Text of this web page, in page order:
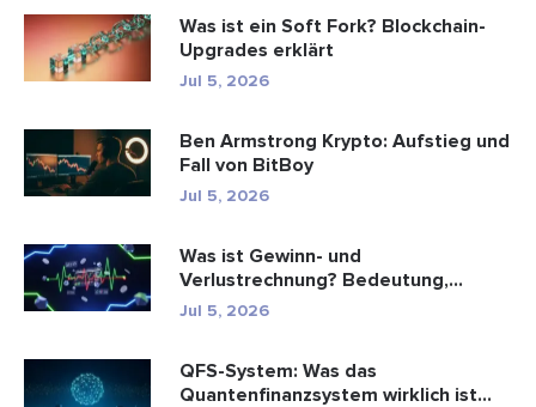
Was ist ein Soft Fork? Blockchain-
Upgrades erklärt
Jul 5, 2026
Ben Armstrong Krypto: Aufstieg und
Fall von BitBoy
Jul 5, 2026
Was ist Gewinn- und
Verlustrechnung? Bedeutung,
Formel und Berechn...
Jul 5, 2026
QFS-System: Was das
Quantenfinanzsystem wirklich ist